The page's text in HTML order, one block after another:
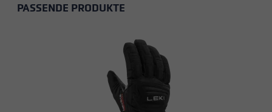
PASSENDE PRODUKTE